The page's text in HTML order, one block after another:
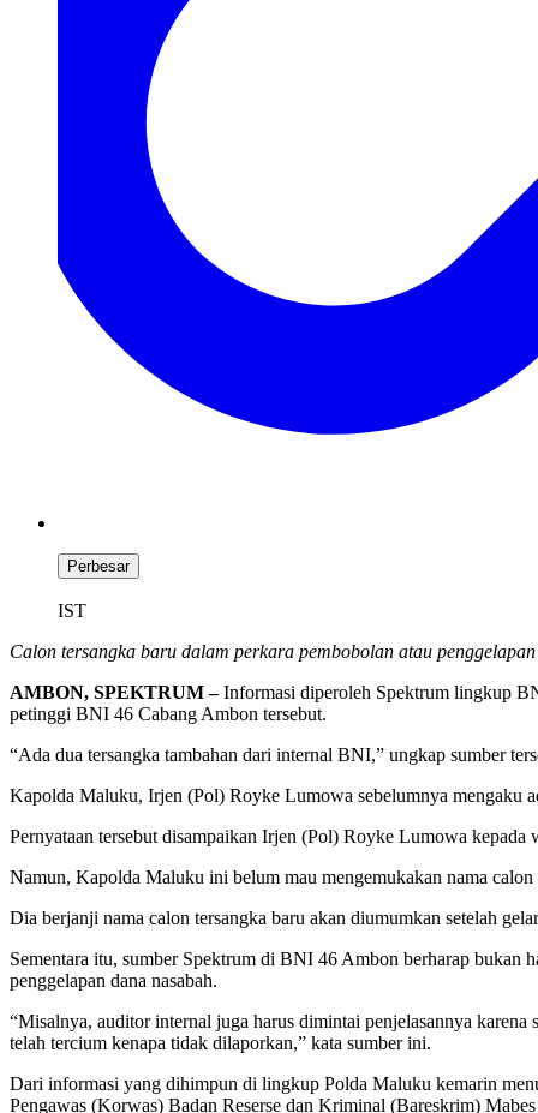
Perbesar
IST
Calon tersangka baru dalam perkara pembobolan atau
AMBON, SPEKTRUM –Informasi diperoleh Spektrum lingkup
petinggi BNI 46 Cabang Ambon tersebut.
“Ada dua tersangka tambahan dari internal BNI,” ungkap sumber
Kapolda Maluku, Irjen (Pol) Royke Lumowa sebelumnya mengaku
Pernyataan tersebut disampaikan Irjen (Pol) Royke Lumowa
Namun, Kapolda Maluku ini belum mau mengemukakan nama
Dia berjanji nama calon tersangka baru akan diumumkan setelah
Sementara itu, sumber Spektrum di BNI 46 Ambon berharap bukan
penggelapan dana nasabah.
“Misalnya, auditor internal juga harus dimintai penjelasannya
telah tercium kenapa tidak dilaporkan,” kata sumber ini.
Dari informasi yang dihimpun di lingkup Polda Maluku kemarin
Pengawas (Korwas) Badan Reserse dan Kriminal (Bareskrim)